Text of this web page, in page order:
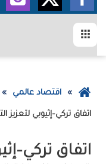
عودة
الرئيسية
اقتصاد عالمي
اتفاق تركي–إثيوبي
اتفاق